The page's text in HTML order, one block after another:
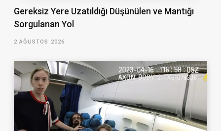
Gereksiz Yere Uzatıldığı Düşünülen ve Mantığı
Sorgulanan Yol
2 AĞUSTOS 2026